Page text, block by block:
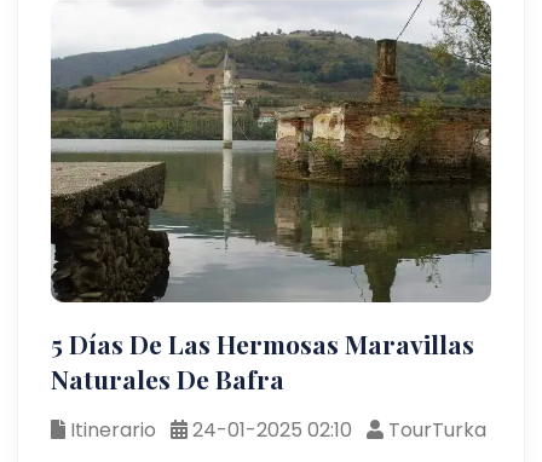
5 Días De Las Hermosas Maravillas
Naturales De Bafra
Itinerario 24-01-2025 02:10
TourTurka